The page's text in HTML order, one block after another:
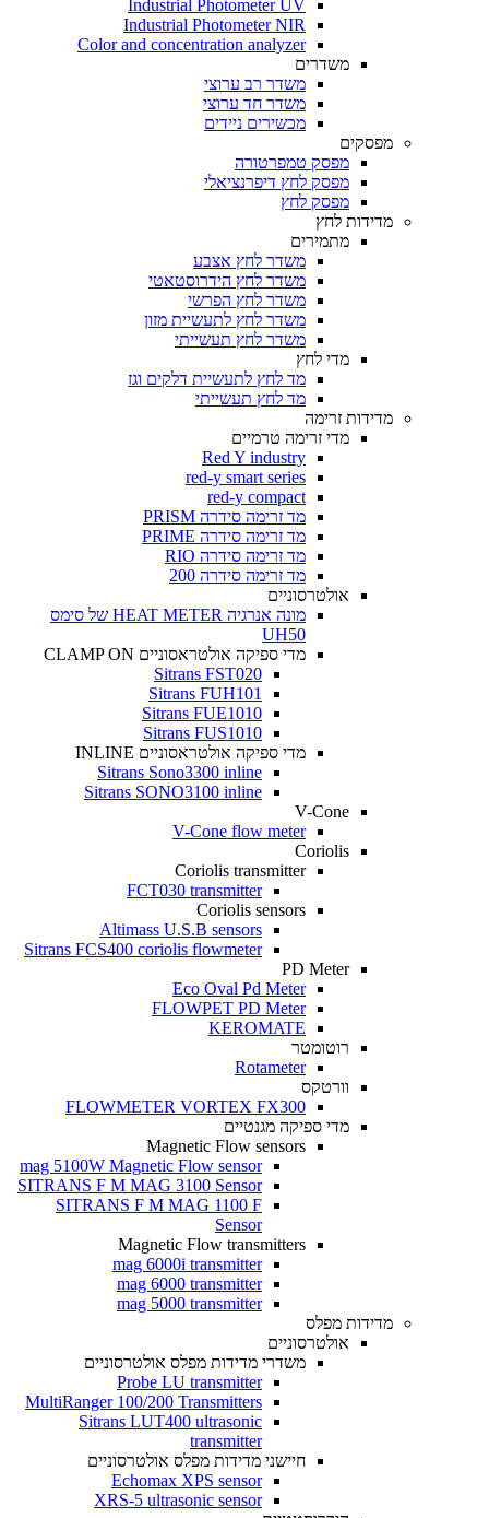
Industrial Photometer UV
Industrial Photometer NIR
Color and concentration analyzer
משדרים
משדר רב ערוצי
משדר חד ערוצי
מכשירים ניידים
מפסקים
מפסק טמפרטורה
מפסק לחץ דיפרנציאלי
מפסק לחץ
מדידות לחץ
מתמירים
משדר לחץ אצבע
משדר לחץ הידרוסטאטי
משדר לחץ הפרשי
משדר לחץ לתעשיית מזון
משדר לחץ תעשייתי
מדי לחץ
מד לחץ לתעשיית דלקים וגז
מד לחץ תעשייתי
מדידות זרימה
מדי זרימה טרמיים
Red Y industry
red-y smart series
red-y compact
מד זרימה סידרה PRISM
מד זרימה סידרה PRIME
מד זרימה סידרה RIO
מד זרימה סידרה 200
אולטרסוניים
מונה אנרגיה HEAT METER של סימס
UH50
מדי ספיקה אולטראסוניים CLAMP ON
Sitrans FST020
Sitrans FUH101
Sitrans FUE1010
Sitrans FUS1010
מדי ספיקה אולטראסוניים INLINE
Sitrans Sono3300 inline
Sitrans SONO3100 inline
V-Cone
V-Cone flow meter
Coriolis
Coriolis transmitter
FCT030 transmitter
Coriolis sensors
Altimass U.S.B sensors
Sitrans FCS400 coriolis flowmeter
PD Meter
Eco Oval Pd Meter
FLOWPET PD Meter
KEROMATE
רוטומטר
Rotameter
וורטקס
FLOWMETER VORTEX FX300
מדי ספיקה מגנטיים
Magnetic Flow sensors
mag 5100W Magnetic Flow sensor
SITRANS F M MAG 3100 Sensor
SITRANS F M MAG 1100 F
Sensor
Magnetic Flow transmitters
mag 6000i transmitter
mag 6000 transmitter
mag 5000 transmitter
מדידות מפלס
אולטרסוניים
משדרי מדידות מפלס אולטרסוניים
Probe LU transmitter
MultiRanger 100/200 Transmitters
Sitrans LUT400 ultrasonic
transmitter
חיישני מדידות מפלס אולטרסוניים
Echomax XPS sensor
XRS-5 ultrasonic sensor